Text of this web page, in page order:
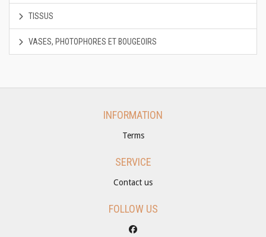
TISSUS
VASES, PHOTOPHORES ET BOUGEOIRS
INFORMATION
Terms
SERVICE
Contact us
FOLLOW US